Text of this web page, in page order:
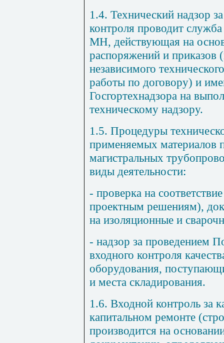
1.4. Технический надзор
контроля проводит
МН, действующая на
распоряжений и приказов
независимого
работы по договору) и
Госгортехнадзора на
техническому надзору.
1.5. Процедуры
применяемых материалов
магистральных
виды деятельности:
- проверка на
проектным решениям),
на изоляционные и
- надзор за проведением
входного контроля
оборудования,
и места складирования.
1.6. Входной контроль за
капитальном ремонте
производится на